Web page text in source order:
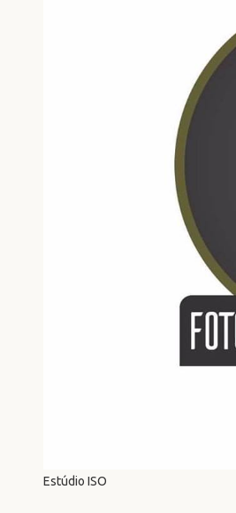
Estúdio ISO